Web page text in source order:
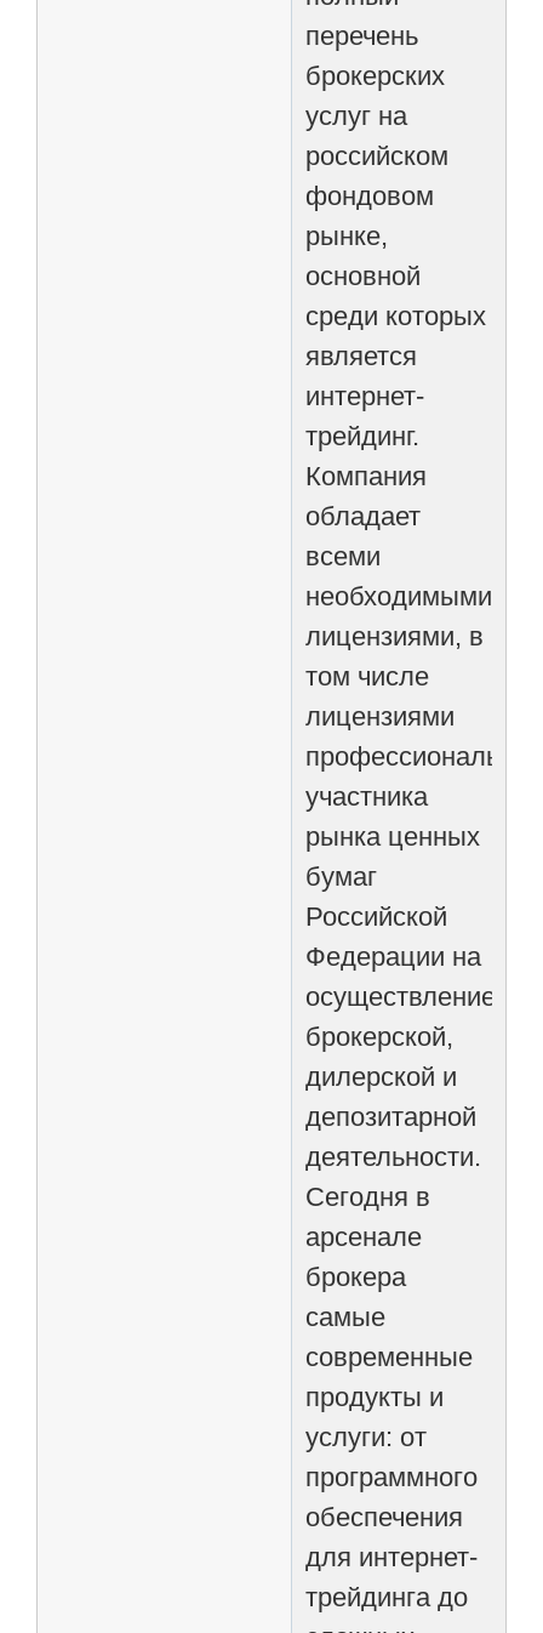
перечень
брокерских
услуг на
российском
фондовом
рынке,
основной
среди которых
является
интернет-
трейдинг.
Компания
обладает
всеми
необходимыми
лицензиями, в
том числе
лицензиями
участника
рынка ценных
бумаг
Российской
Федерации на
осуществление
брокерской,
дилерской и
депозитарной
деятельности.
Сегодня в
арсенале
брокера
самые
современные
продукты и
услуги: от
программного
обеспечения
для интернет-
трейдинга до